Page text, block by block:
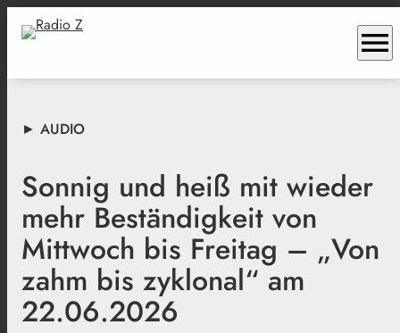
menu
► AUDIO
Sonnig und heiß mit wieder
mehr Beständigkeit von
Mittwoch bis Freitag – „Von
zahm bis zyklonal“ am
22.06.2026